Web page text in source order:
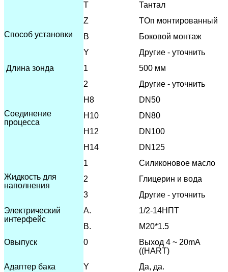
T
Тантал
Способ установки
Z TОп монтированный
В
Боковой монтаж
Y
Другие - уточнить
Длина зонда
1
500 мм
2
Другие - уточнить
Соединение
процесса
H8
DN50
H10
DN80
H12
DN100
H14
DN125
Жидкость для
наполнения
1
Силиконовое масло
2
Глицерин и вода
3
Другие - уточнить
Электрический
интерфейс
А.
1/2-14НПТ
В.
М20*1.5
Овыпуск 0
Выход 4 ~ 20mA
((HART)
Адаптер бака
Y
Да, да.